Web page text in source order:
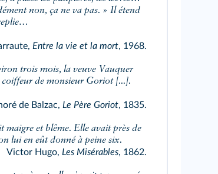
non, ça ne va pas. » Il étend
Entre la vie et la mort, 1968.
de monsieur Goriot [...].
de Balzac, Le Père Goriot, 1835.
lui en eût donné à peine six.
Victor Hugo, Les Misérables, 1862.